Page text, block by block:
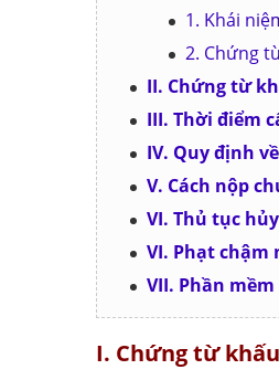
1. Khái
2. Chứng
II. Chứng từ
III. Thời điểm
IV. Quy định
V. Cách nộp
VI. Thủ tục
VI. Phạt chậm
VII. Phần
I. Chứng từ